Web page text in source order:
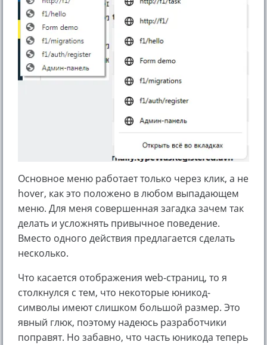
Основное меню работает только через клик, а не
hover, как это положено в любом выпадающем
меню. Для меня совершенная загадка зачем так
делать и усложнять привычное поведение.
Вместо одного действия предлагается сделать
несколько.
Что касается отображения web-страниц, то я
столкнулся с тем, что некоторые юникод-
символы имеют слишком большой размер. Это
явный глюк, поэтому надеюсь разработчики
поправят. Но забавно, что часть юникода теперь